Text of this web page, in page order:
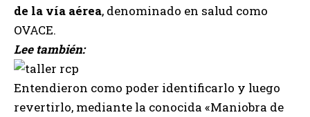
de la vía aérea, denominado en salud como
OVACE.
Lee también:
Entendieron como poder identificarlo y luego
revertirlo, mediante la conocida «Maniobra de